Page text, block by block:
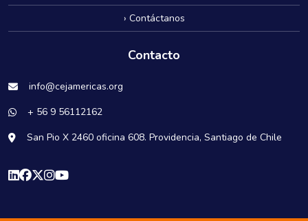
› Contáctanos
Contacto
info@cejamericas.org
+ 56 9 56112162
San Pio X 2460 oficina 608. Providencia, Santiago de Chile